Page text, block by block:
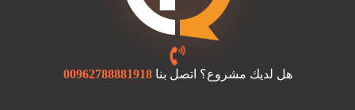
هل لديك مشروع؟ اتصل بنا00962788881918